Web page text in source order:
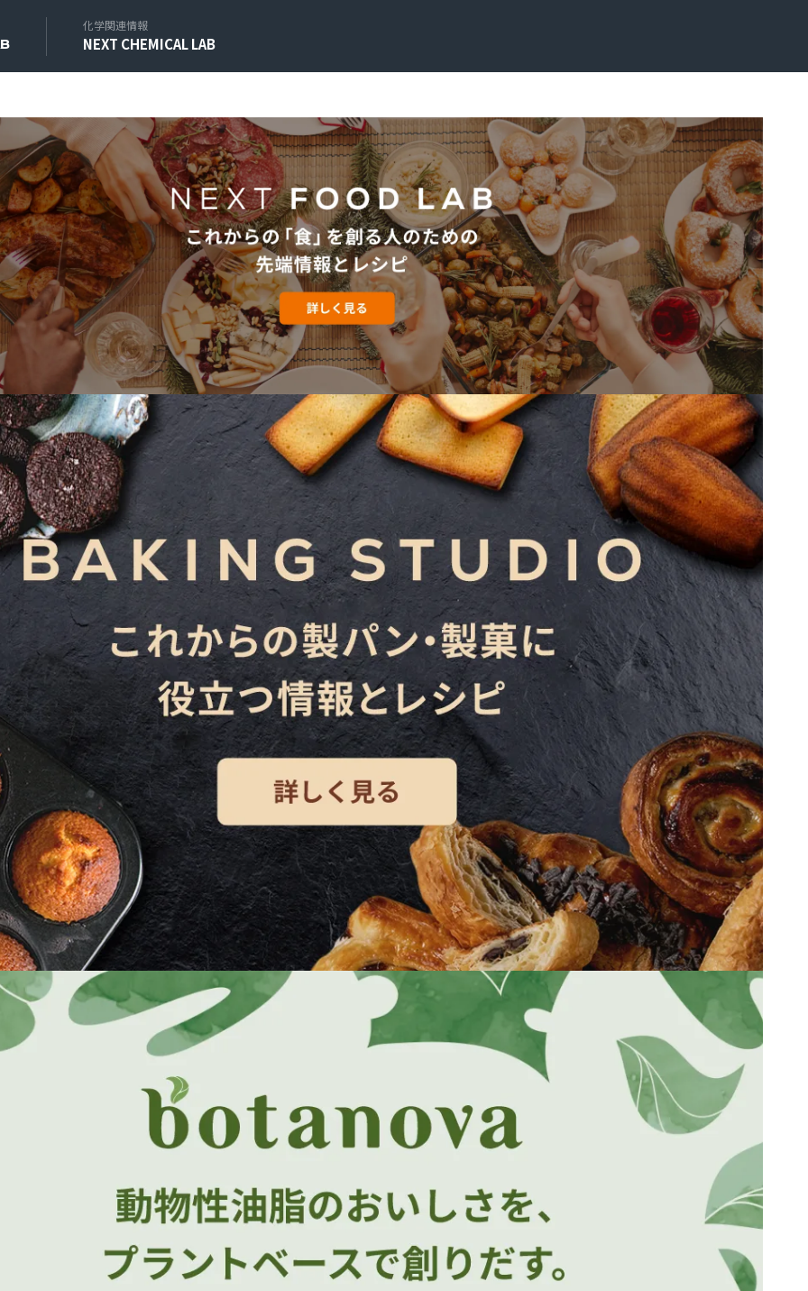
化学関連情報
NEXT CHEMICAL LAB